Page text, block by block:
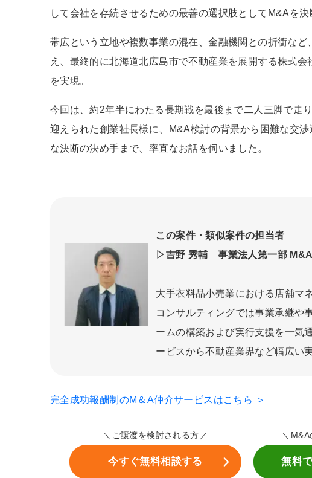
して会社を存続させるための最善の選択肢として M&Aを決
帯広という立地や複数事業の混在、金融機関との折衝など
え、最終的に北海道北広島市で不動産業を展開する株式
を実現。
今回は、約2年半にわたる長期戦を最後まで二人三脚で走
迎えられた創業社長様に、
M&A検討の背景から困難な交
な決断の決め手まで、率直なお話を伺いました。
この案件・類似案件の担当者
▷吉野 秀輔 事業法人第一部
大手衣料品小売業における店舗マ
コンサルティングでは事業承継や
ームの構築および実行支援を一気
ービスから不動産業界など幅広い
完全成功報酬制のM＆A仲介サービスはこちら ＞
ご譲渡を検討される方
今すぐ無料相談する
M&A
無料